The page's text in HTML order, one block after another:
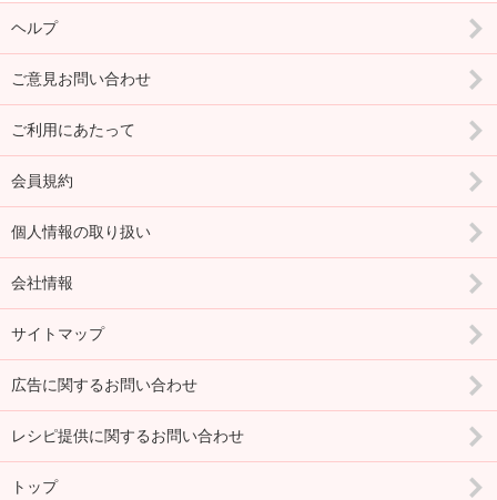
ヘルプ
ご意見お問い合わせ
ご利用にあたって
会員規約
個人情報の取り扱い
会社情報
サイトマップ
広告に関するお問い合わせ
レシピ提供に関するお問い合わせ
トップ